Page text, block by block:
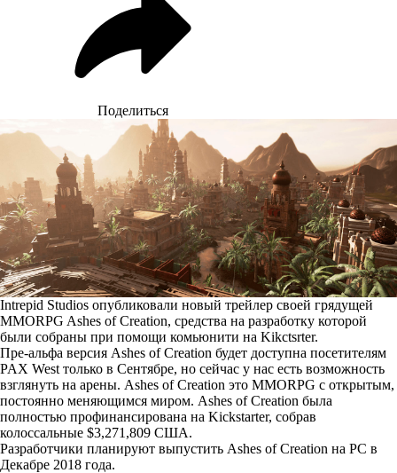
Поделиться
Intrepid Studios опубликовали новый трейлер своей грядущей
MMORPG Ashes of Creation, средства на разработку которой
были собраны при помощи комьюнити на Kikctsrter.
Пре-альфа версия Ashes of Creation будет доступна посетителям
PAX West только в Сентябре, но сейчас у нас есть возможность
взглянуть на арены. Ashes of Creation это MMORPG с открытым,
постоянно меняющимся миром. Ashes of Creation была
полностью профинансирована на Kickstarter, собрав
колоссальные $3,271,809 США.
Разработчики планируют выпустить Ashes of Creation на PC в
Декабре 2018 года.